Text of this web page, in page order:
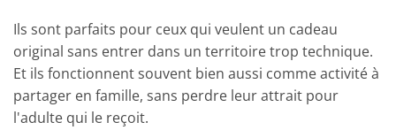
Ils sont parfaits pour ceux qui veulent un cadeau
original sans entrer dans un territoire trop technique.
Et ils fonctionnent souvent bien aussi comme activité à
partager en famille, sans perdre leur attrait pour
l'adulte qui le reçoit.